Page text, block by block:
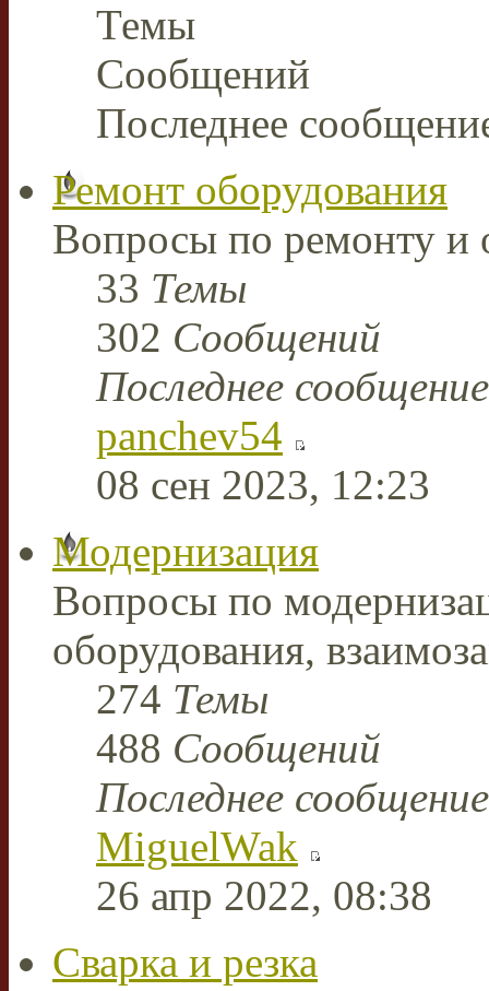
Темы
Сообщений
Последнее
Ремонт оборудования
Вопросы по ремонту и
33 Темы
302 Сообщений
Последнее сообщение
panchev54
08 сен 2023, 12:23
Модернизация
Вопросы по
оборудования,
274 Темы
488 Сообщений
Последнее сообщение
MiguelWak
26 апр 2022, 08:38
Сварка и резка